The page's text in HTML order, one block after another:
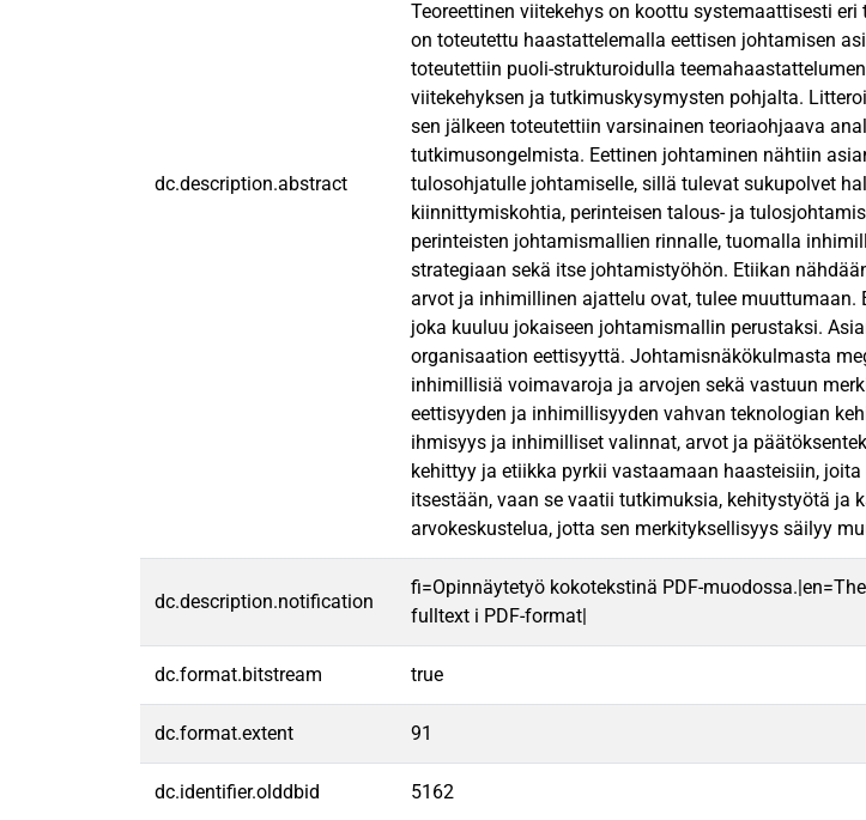
dc.description.abstract
Teoreettinen viitekehys on koottu systemaattisesti
on toteutettu haastattelemalla eettisen johtamisen
toteutettiin puoli-strukturoidulla
viitekehyksen ja tutkimuskysymysten pohjalta.
sen jälkeen toteutettiin varsinainen teoriaohjaava
tutkimusongelmista. Eettinen johtaminen nähtiin
tulosohjatulle johtamiselle, sillä tulevat sukupolvet
kiinnittymiskohtia, perinteisen talous- ja
perinteisten johtamismallien rinnalle, tuomalla
strategiaan sekä itse johtamistyöhön. Etiikan
arvot ja inhimillinen ajattelu ovat, tulee
joka kuuluu jokaiseen johtamismallin perustaksi.
organisaation eettisyyttä. Johtamisnäkökulmasta
inhimillisiä voimavaroja ja arvojen sekä vastuun
eettisyyden ja inhimillisyyden vahvan teknologian
ihmisyys ja inhimilliset valinnat, arvot ja
kehittyy ja etiikka pyrkii vastaamaan haasteisiin,
itsestään, vaan se vaatii tutkimuksia, kehitystyötä ja
arvokeskustelua, jotta sen merkityksellisyys säilyy
dc.description.notification
fi=Opinnäytetyö kokotekstinä PDF-
fulltext i PDF-format|
dc.format.bitstream true
dc.format.extent 91
dc.identifier.olddbid 5162